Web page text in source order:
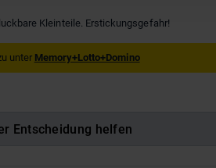
Kleinteile. Erstickungsgefahr!
unter Memory+Lotto+Domino
Entscheidung helfen